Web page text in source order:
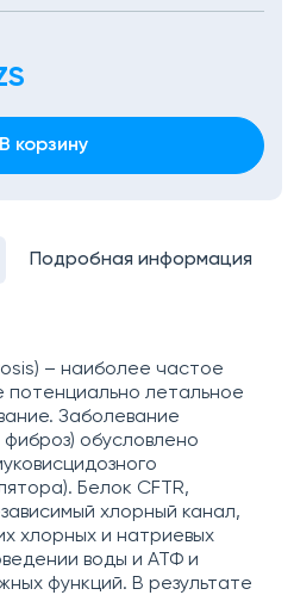
Подробная информация
– наиболее частое
летальное
Заболевание
фиброз) обусловлено
Белок CFTR,
хлорный канал,
хлорных и натриевых
воды и АТФ и
функций. В результате
В корзину